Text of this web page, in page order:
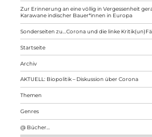
Zur Erinnerung an eine völlig in Vergessenheit
Karawane indischer Bauer*innen in Europa
Sonderseiten zu…Corona und die linke
Startseite
Archiv
AKTUELL: Biopolitik – Diskussion über Corona
Themen
Genres
@ Bücher…